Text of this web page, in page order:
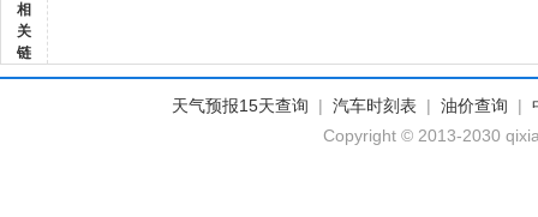
相
关
链
天气预报15天查询 | 汽车时刻表 | 油价查询 |
Copyright © 2013-2030